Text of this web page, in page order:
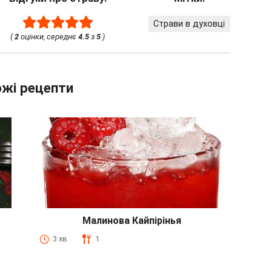
(2 оцінки, середнє4.5 з5 )
Страви в духовці
рецепти
Малинова Кайпірінья
3 хв 1